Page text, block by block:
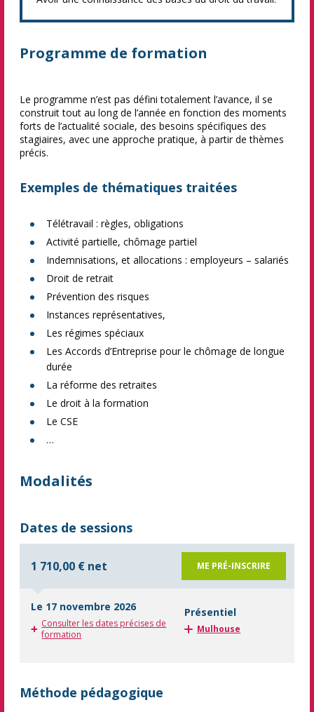
Programme de formation
Le programme n’est pas défini totalement l’avance, il se
construit tout au long de l’année en fonction des moments
forts de l’actualité sociale, des besoins spécifiques des
stagiaires, avec une approche pratique, à partir de thèmes
précis.
Exemples de thématiques traitées
Télétravail : règles, obligations
Activité partielle, chômage partiel
Indemnisations, et allocations : employeurs – salariés
Droit de retrait
Prévention des risques
Instances représentatives,
Les régimes spéciaux
Les Accords d’Entreprise pour le chômage de longue
durée
La réforme des retraites
Le droit à la formation
Le CSE
…
Modalités
Dates de sessions
Le 17 novembre 2026
Consulter les dates précises de
formation
Présentiel
Mulhouse
1 710,00 € net ME PRÉ-INSCRIRE
Méthode pédagogique